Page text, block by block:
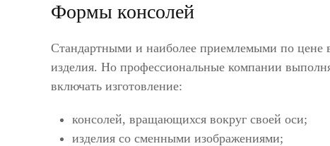
Формы консолей
Стандартными и наиболее приемлемыми по цене
изделия. Но профессиональные компании
включать изготовление:
консолей, вращающихся вокруг своей оси;
изделия со сменными изображениями;